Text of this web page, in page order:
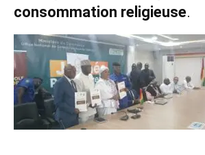
consommation religieuse.